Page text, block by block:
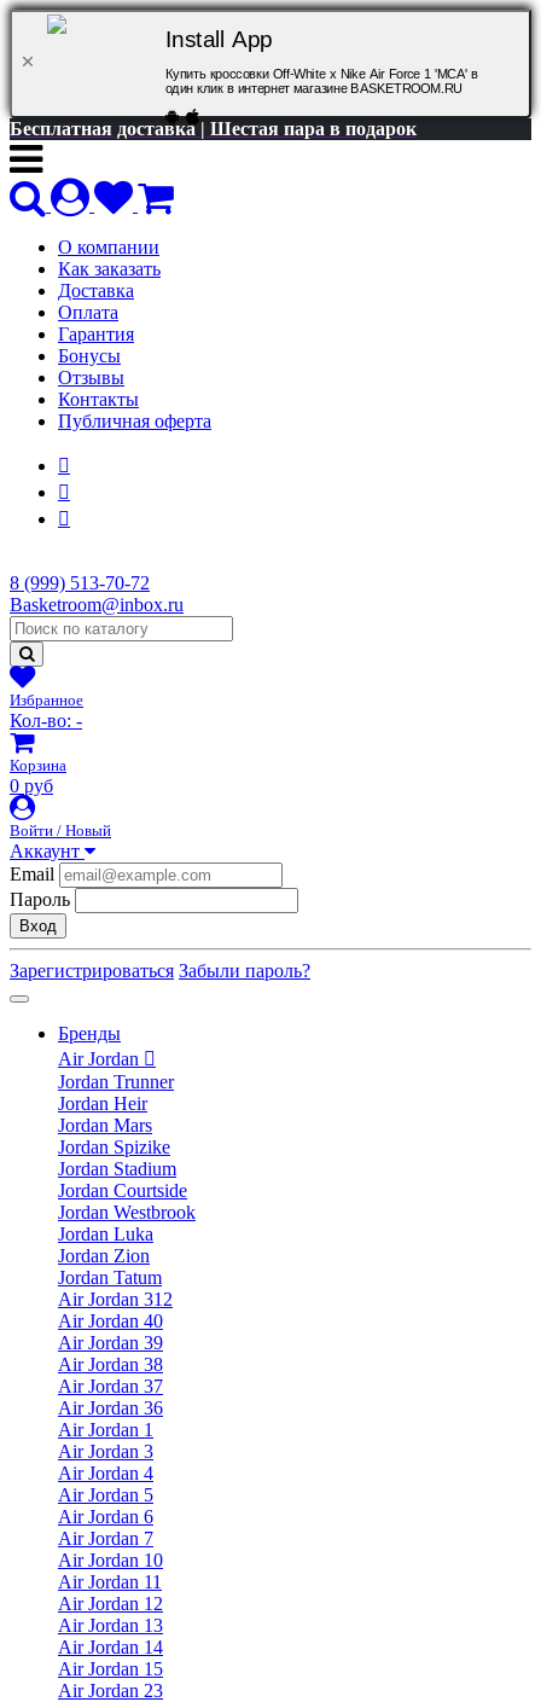
Install App
Купить кроссовки Off-White x Nike Air Force 1 'MCA' в
один клик в интернет магазине BASKETROOM.RU
Бесплатная доставка | Шестая пара в подарок
О компании
Как заказать
Доставка
Оплата
Гарантия
Бонусы
Отзывы
Контакты
Публичная оферта
8 (999) 513-70-72
Basketroom@inbox.ru
Избранное
Кол-во: -
Корзина
0 руб
Войти / Новый
Аккаунт
Email
Пароль
Вход
Зарегистрироваться Забыли пароль?
Бренды
Air Jordan
Jordan Trunner
Jordan Heir
Jordan Mars
Jordan Spizike
Jordan Stadium
Jordan Courtside
Jordan Westbrook
Jordan Luka
Jordan Zion
Jordan Tatum
Air Jordan 312
Air Jordan 40
Air Jordan 39
Air Jordan 38
Air Jordan 37
Air Jordan 36
Air Jordan 1
Air Jordan 3
Air Jordan 4
Air Jordan 5
Air Jordan 6
Air Jordan 7
Air Jordan 10
Air Jordan 11
Air Jordan 12
Air Jordan 13
Air Jordan 14
Air Jordan 15
Air Jordan 23